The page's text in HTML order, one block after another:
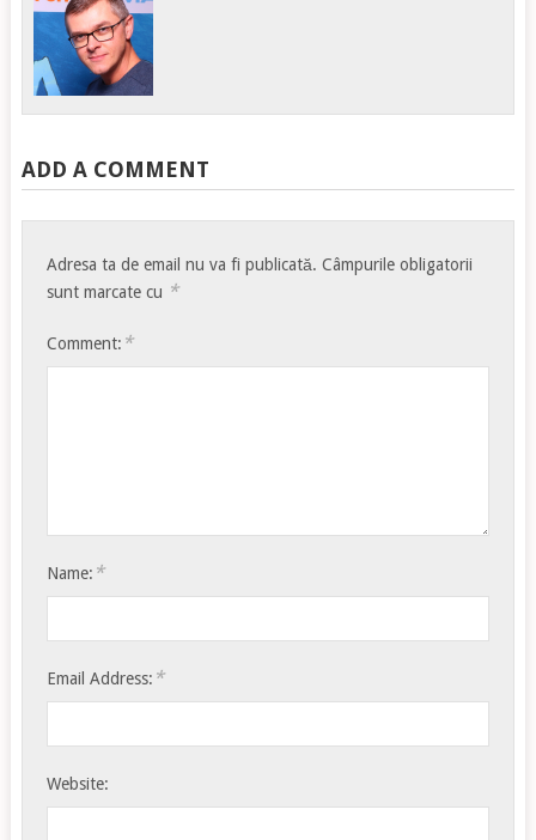
ADD A COMMENT
Adresa ta de email nu va fi publicată. Câmpurile obligatorii
sunt marcate cu *
Comment: *
Name: *
Email Address: *
Website: